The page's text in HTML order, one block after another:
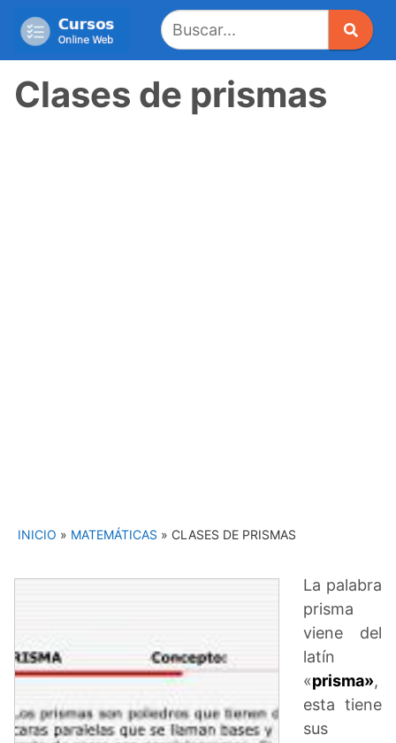
Clases de prismas
INICIO » MATEMÁTICAS » CLASES DE PRISMAS
La palabra
prisma
viene del
latín
«prisma»,
esta tiene
sus